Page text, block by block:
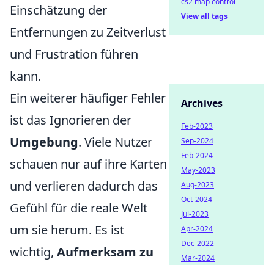
Einschätzung der
Entfernungen zu Zeitverlust
und Frustration führen
kann.
Ein weiterer häufiger Fehler
ist das Ignorieren der
Umgebung. Viele Nutzer
schauen nur auf ihre Karten
und verlieren dadurch das
Gefühl für die reale Welt
um sie herum. Es ist
wichtig, Aufmerksam zu
View all tags
Archives
Feb-2023
Sep-2024
Feb-2024
May-2023
Aug-2023
Oct-2024
Jul-2023
Apr-2024
Dec-2022
Mar-2024